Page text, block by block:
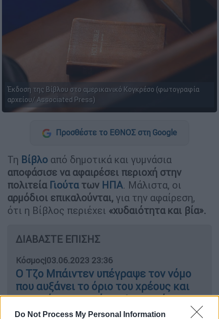
Do Not Process My Personal Information
Έκδοση της Βίβλου στο αμερικανικό Κογκρέσο (φωτογραφία
αρχείου/ Associated Press)
Προσθέστε το ΕΘΝΟΣ στη Google
Τη Βίβλο από δημοτικά και γυμνάσια
αποφάσισε να αφαιρέσει περιοχή στην
πολιτεία Γιούτα των ΗΠΑ. Μάλιστα, οι
αρμόδιοι επικαλούνται, για την αφαίρεση,
ότι η Βίβλος περιέχει «χυδαιότητα και βία».
ΔΙΑΒΑΣΤΕ ΕΠΙΣΗΣ
Κόσμος|03.06.2023 23:36
Ο Τζο Μπάιντεν υπέγραψε τον νόμο
που αυξάνει το όριο του χρέους και
αποτρέπει τη στάση πληρωμών